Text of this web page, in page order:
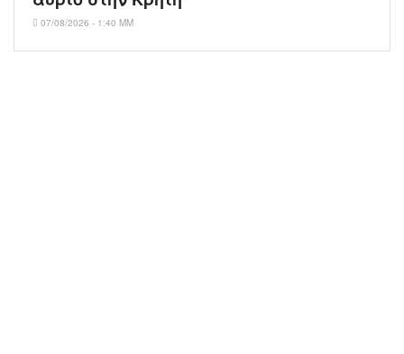
07/08/2026 - 1:40 ΜΜ